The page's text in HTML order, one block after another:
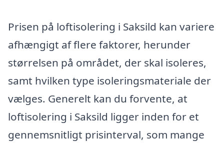
Prisen på loftisolering i Saksild kan variere
afhængigt af flere faktorer, herunder
størrelsen på området, der skal isoleres,
samt hvilken type isoleringsmateriale der
vælges. Generelt kan du forvente, at
loftisolering i Saksild ligger inden for et
gennemsnitligt prisinterval, som mange